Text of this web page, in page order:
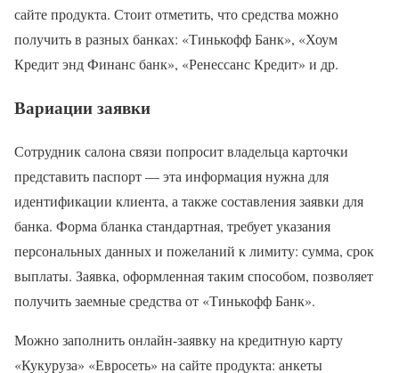
сайте продукта. Стоит отметить, что средства можно
получить в разных банках: «Тинькофф Банк», «Хоум
Кредит энд Финанс банк», «Ренессанс Кредит» и др.
Вариации заявки
Сотрудник салона связи попросит владельца карточки
представить паспорт — эта информация нужна для
идентификации клиента, а также составления заявки для
банка. Форма бланка стандартная, требует указания
персональных данных и пожеланий к лимиту: сумма, срок
выплаты. Заявка, оформленная таким способом, позволяет
получить заемные средства от «Тинькофф Банк».
Можно заполнить онлайн-заявку на кредитную карту
«Кукуруза» «Евросеть» на сайте продукта: анкеты